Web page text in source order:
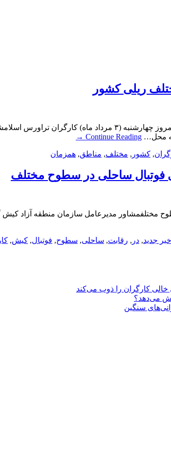
ریلی کشور
تجمع همزمان کارگران تراورس در مناطق مختلف ریلی
محل… Continue Reading
→
, کشور , مختلف, مناطق, همزمان
فوتبال ساحلی در سطوح مختلف
مختلفمشاور مدیرعامل سازمان منطقه آزاد كیش
خبر جدید, در , رقابت, ساحلی, سطوح, فوتبال, كیش,
می‌دهد؟
سنگین